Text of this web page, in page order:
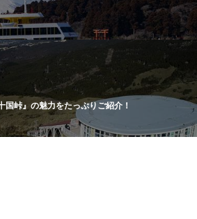
国峠』の魅力をたっぷりご紹介！